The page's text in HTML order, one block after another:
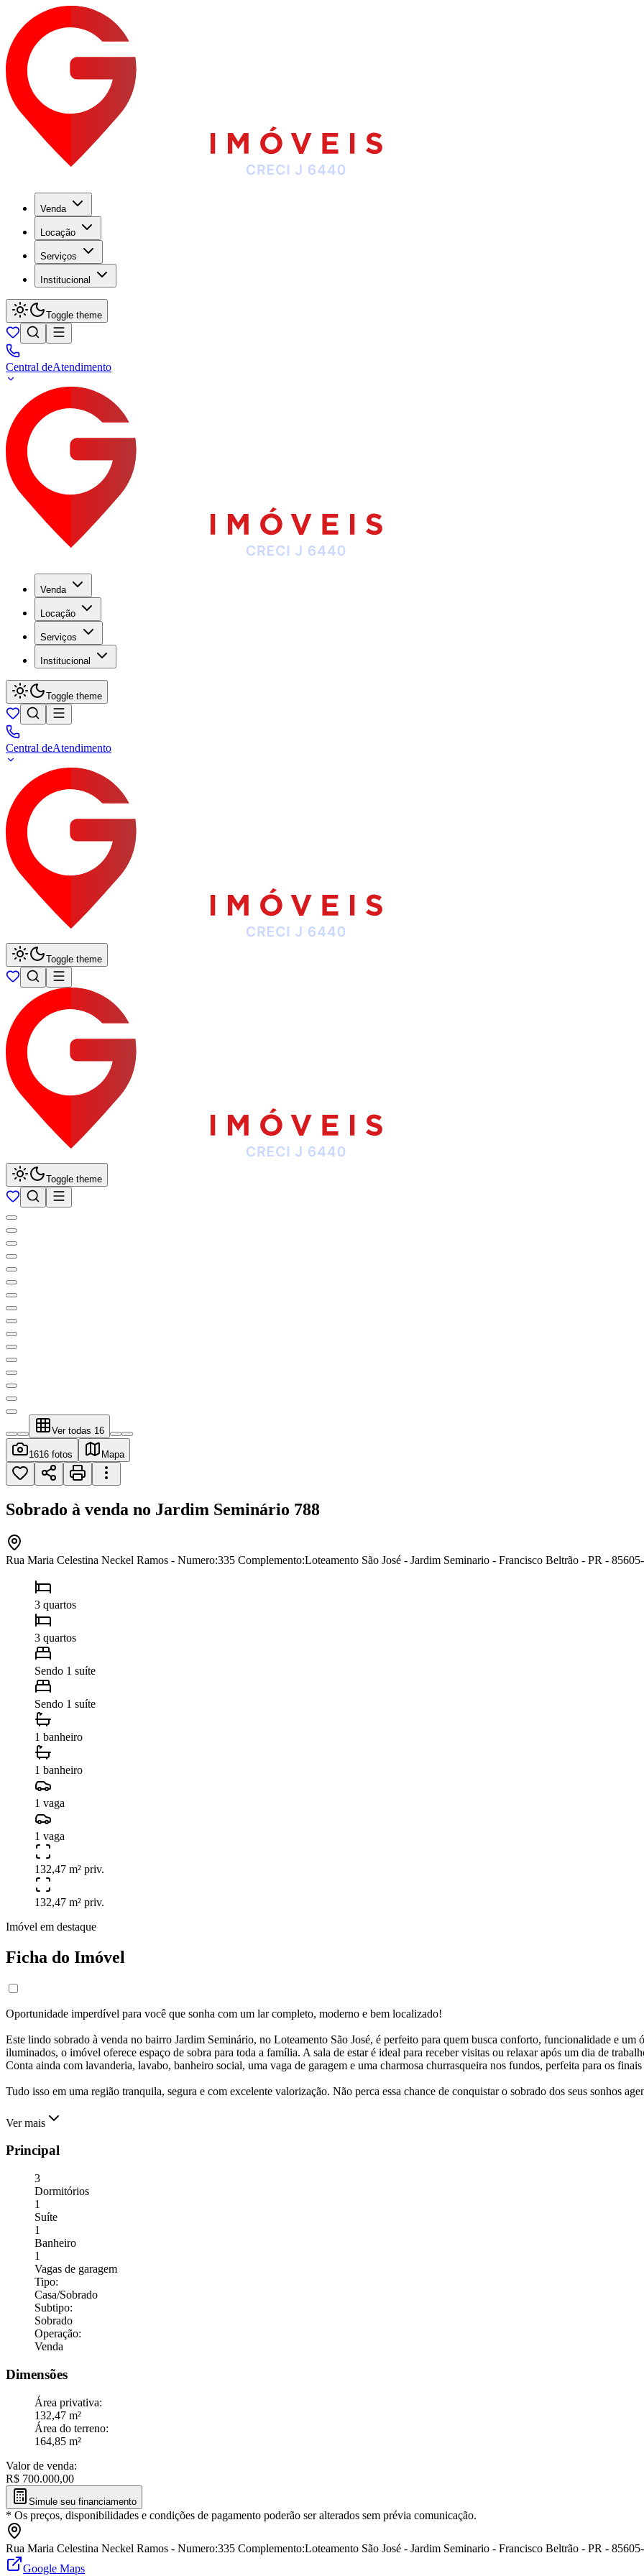
Venda
Locação
Serviços
Institucional
Toggle theme
Central deAtendimento
Venda
Locação
Serviços
Institucional
Toggle theme
Central deAtendimento
Toggle theme
Toggle theme
Ver todas 16
1616 fotos Mapa
Sobrado à venda no Jardim Seminário 788
Rua Maria Celestina Neckel Ramos - Numero:335 Complemento:Loteamento São José - Jardim Seminario - Francisco Beltrão - PR -
3 quartos
3 quartos
Sendo 1 suíte
Sendo 1 suíte
1 banheiro
1 banheiro
1 vaga
1 vaga
132,47 m² priv.
132,47 m² priv.
Imóvel em destaque
Ficha do Imóvel
Oportunidade imperdível para você que sonha com um lar completo, moderno e bem localizado!
Este lindo sobrado à venda no bairro Jardim Seminário, no Loteamento São José, é perfeito para quem busca conforto, funcionalidade e
iluminados, o imóvel oferece espaço de sobra para toda a família. A sala de estar é ideal para receber visitas ou relaxar após um dia de
Conta ainda com lavanderia, lavabo, banheiro social, uma vaga de garagem e uma charmosa churrasqueira nos fundos, perfeita para os finais
Tudo isso em uma região tranquila, segura e com excelente valorização. Não perca essa chance de conquistar o sobrado dos seus sonhos
Ver mais
Principal
3
Dormitórios
1
Suíte
1
Banheiro
1
Vagas de garagem
Tipo:
Casa/Sobrado
Subtipo:
Sobrado
Operação:
Venda
Dimensões
Área privativa:
132,47 m²
Área do terreno:
164,85 m²
Valor de venda:
R$ 700.000,00
Simule seu financiamento
* Os preços, disponibilidades e condições de pagamento poderão ser alterados sem prévia comunicação.
Rua Maria Celestina Neckel Ramos - Numero:335 Complemento:Loteamento São José - Jardim Seminario - Francisco Beltrão - PR -
Google Maps